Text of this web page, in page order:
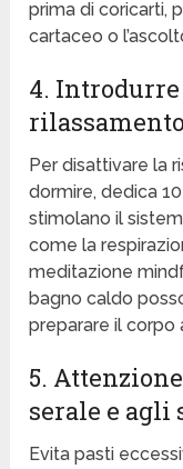
prima di coricarti,
cartaceo o
4.
rilassamento
Per disattivare la
dormire, dedica
stimolano il
come la
meditazione
bagno caldo
preparare il corpo
5.
serale e
Evita pasti